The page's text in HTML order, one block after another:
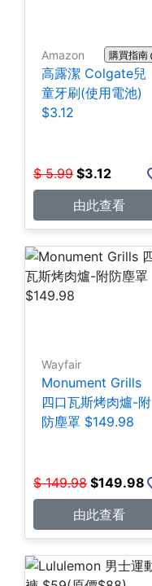
Amazon 購買指南
高露潔 Colgate兒
童牙刷(使用電池)
$3.12
$ 5.99 $3.12
由此查看
Wayfair
Monument Grills
四口瓦斯烤肉爐-附
防塵罩 $149.98
$ 149.98 $149.98
由此查看